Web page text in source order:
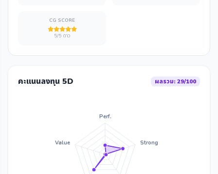
CG SCORE
5/5 ดาว
คะแนนลงทุน 5D ผลรวม: 29/100
Perf.
Strong
Value